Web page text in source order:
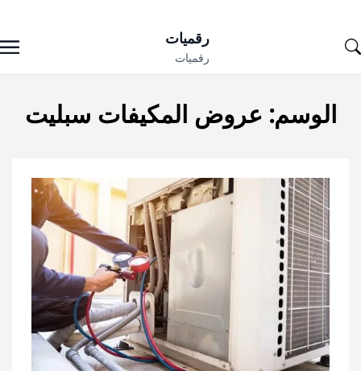
to
رقميات
رقميات
الوسم: عروض المكيفات سبليت